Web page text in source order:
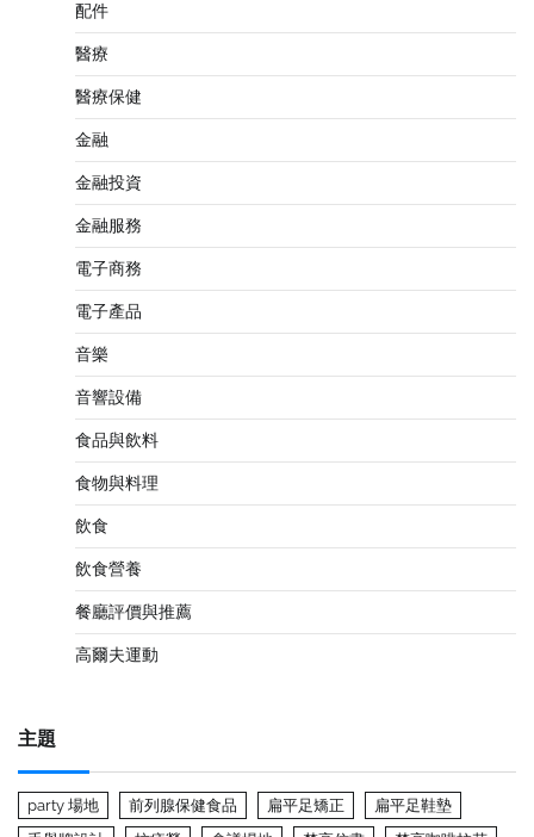
配件
醫療
醫療保健
金融
金融投資
金融服務
電子商務
電子產品
音樂
音響設備
食品與飲料
食物與料理
飲食
飲食營養
餐廳評價與推薦
高爾夫運動
主題
party 場地 前列腺保健食品 扁平足矯正
扁平足鞋墊